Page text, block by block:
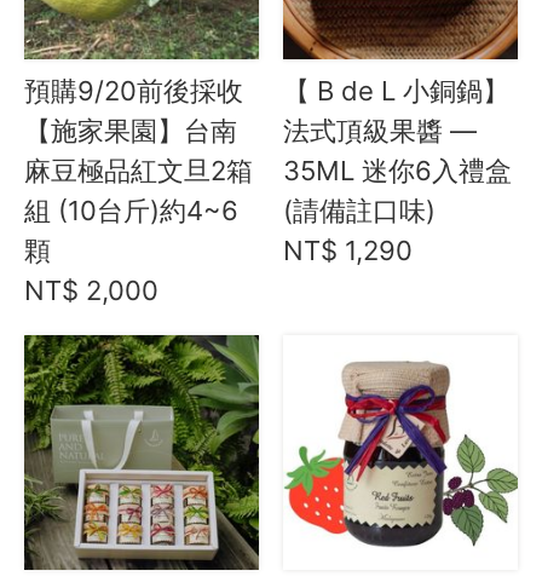
聯絡我們
合作與廣告
媒體推薦與報導
隱私保護
資訊安全
服務條款
預購9/20前後採收
【施家果園】台南
麻豆極品紅文旦2箱
組 (10台斤)約4~6
顆
NT$ 2,000
【 B de L 小銅鍋】
法式頂級果醬 —
35ML 迷你6入禮盒
(請備註口味)
NT$ 1,290